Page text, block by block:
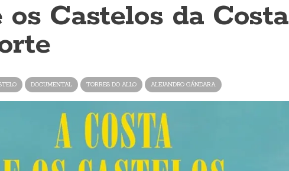
os Castelos da Costa
DOCUMENTAL TORRES DO ALLO ALEJANDRO GÁNDARA